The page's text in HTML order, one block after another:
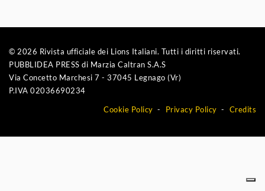
© 2026 Rivista ufficiale dei Lions Italiani. Tutti i diritti riservati.
PUBBLIDEA PRESS di Marzia Caltran S.A.S
Via Concetto Marchesi 7 - 37045 Legnago (Vr)
P.IVA 02036690234
Cookie Policy
Privacy Policy Credits